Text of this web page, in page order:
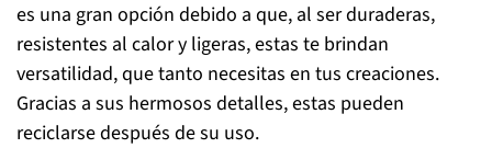
es una gran opción debido a que, al ser duraderas,
resistentes al calor y ligeras, estas te brindan
versatilidad, que tanto necesitas en tus creaciones.
Gracias a sus hermosos detalles, estas pueden
reciclarse después de su uso.